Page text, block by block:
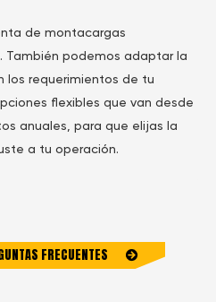
de montacargas
También podemos adaptar la
los requerimientos de tu
flexibles que van desde
anuales, para que elijas la
a tu operación.
FRECUENTES